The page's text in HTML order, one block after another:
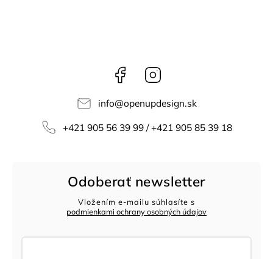
Facebook
info@openupdesign.sk
+421 905 56 39 99 / +421 905 85 39 18
Odoberať newsletter
Vložením e-mailu súhlasíte s
podmienkami ochrany osobných údajov